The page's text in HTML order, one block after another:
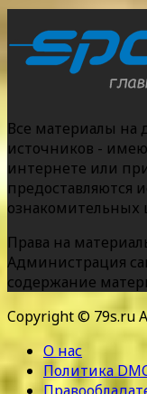
Все материалы на
источников -
интернете или
предоставляются
ознакомительных
Права на
Администрация
содержание
Copyright © 79s.ru
О нас
Политика